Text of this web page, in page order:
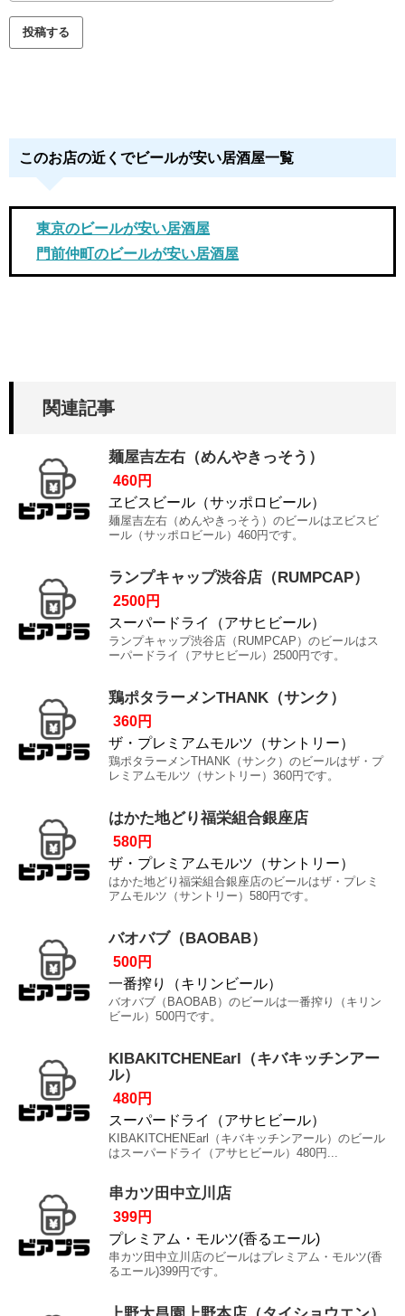
このお店の近くでビールが安い居酒屋一覧
東京のビールが安い居酒屋
門前仲町のビールが安い居酒屋
関連記事
麺屋吉左右（めんやきっそう）
460円
ヱビスビール（サッポロビール）
麺屋吉左右（めんやきっそう）のビールはヱビスビ
ール（サッポロビール）460円です。
ランプキャップ渋谷店（RUMPCAP）
2500円
スーパードライ（アサヒビール）
ランプキャップ渋谷店（RUMPCAP）のビールはス
ーパードライ（アサヒビール）2500円です。
鶏ポタラーメンTHANK（サンク）
360円
ザ・プレミアムモルツ（サントリー）
鶏ポタラーメンTHANK（サンク）のビールはザ・プ
レミアムモルツ（サントリー）360円です。
はかた地どり福栄組合銀座店
580円
ザ・プレミアムモルツ（サントリー）
はかた地どり福栄組合銀座店のビールはザ・プレミ
アムモルツ（サントリー）580円です。
バオバブ（BAOBAB）
500円
一番搾り（キリンビール）
バオバブ（BAOBAB）のビールは一番搾り（キリン
ビール）500円です。
KIBAKITCHENEarl（キバキッチンアー
ル）
480円
スーパードライ（アサヒビール）
KIBAKITCHENEarl（キバキッチンアール）のビール
はスーパードライ（アサヒビール）480円...
串カツ田中立川店
399円
プレミアム・モルツ(香るエール)
串カツ田中立川店のビールはプレミアム・モルツ(香
るエール)399円です。